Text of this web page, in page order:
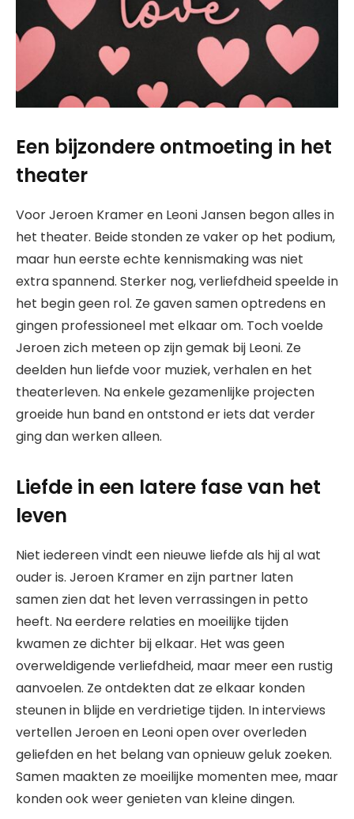
Een bijzondere ontmoeting in het
theater
Voor Jeroen Kramer en Leoni Jansen begon alles in
het theater. Beide stonden ze vaker op het podium,
maar hun eerste echte kennismaking was niet
extra spannend. Sterker nog, verliefdheid speelde in
het begin geen rol. Ze gaven samen optredens en
gingen professioneel met elkaar om. Toch voelde
Jeroen zich meteen op zijn gemak bij Leoni. Ze
deelden hun liefde voor muziek, verhalen en het
theaterleven. Na enkele gezamenlijke projecten
groeide hun band en ontstond er iets dat verder
ging dan werken alleen.
Liefde in een latere fase van het
leven
Niet iedereen vindt een nieuwe liefde als hij al wat
ouder is. Jeroen Kramer en zijn partner laten
samen zien dat het leven verrassingen in petto
heeft. Na eerdere relaties en moeilijke tijden
kwamen ze dichter bij elkaar. Het was geen
overweldigende verliefdheid, maar meer een rustig
aanvoelen. Ze ontdekten dat ze elkaar konden
steunen in blijde en verdrietige tijden. In interviews
vertellen Jeroen en Leoni open over overleden
geliefden en het belang van opnieuw geluk zoeken.
Samen maakten ze moeilijke momenten mee, maar
konden ook weer genieten van kleine dingen.